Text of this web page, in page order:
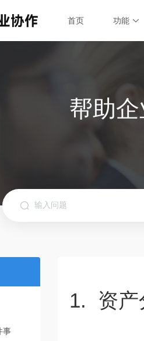
首页
功能
保证素材安全
帮助
事
1. 资产